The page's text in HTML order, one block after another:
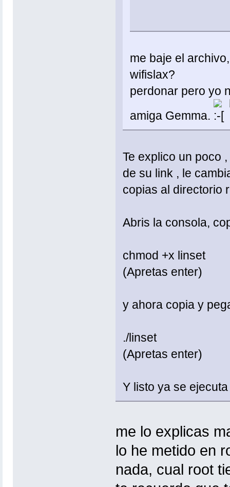
me baje el
wifislax?
perdonar pero yo
amiga Gemma.
Te explico un poco
de su link , le
copias al directorio
Abris la consola,
chmod +x linset
(Apretas enter)
y ahora copia y
./linset
(Apretas enter)
Y listo ya se
me lo explicas
lo he metido en
nada, cual root